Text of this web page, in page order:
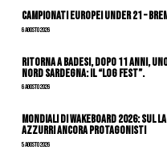
Campionati Europei Under 21 –
6 Agosto 2026
Ritorna a Badesi, dopo 11 anni,
nord Sardegna: il “Log Fest”.
6 Agosto 2026
Mondiali di Wakeboard 2026: sul
azzurri ancora protagonisti
5 Agosto 2026